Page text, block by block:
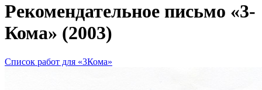
Рекомендательное письмо «3-
Кома» (2003)
Список работ для «3Кома»